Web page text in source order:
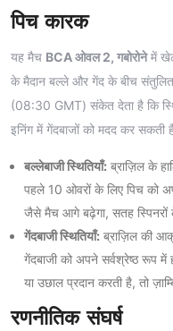
पिच कारक
यह मैच BCA ओवल 2, गबोरोनेमें
के मैदान बल्ले और गेंद के बीच संतुलित
(08:30 GMT) संकेत देता है कि
इनिंग में गेंदबाजों को मदद कर सकती
बल्लेबाजी स्थितियाँ: ब्राज़िल के
पहले 10 ओवरों के लिए पिच को
जैसे मैच आगे बढ़ेगा, सतह
गेंदबाजी स्थितियाँ: ब्राज़िल की
गेंदबाजी को अपने सर्वश्रेष्ठ रूप में
या उछाल प्रदान करती है, तो
रणनीतिक संघर्ष